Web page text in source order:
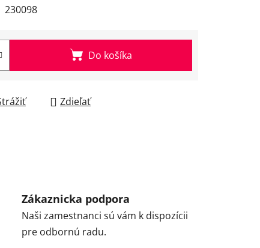
230098
Do košíka
Zdieľať
Zákaznicka podpora
Naši zamestnanci sú vám k dispozícii
pre odbornú radu.